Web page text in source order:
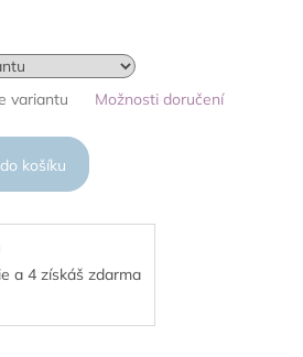
variantu Možnosti doručení
košíku
a 4 získáš zdarma